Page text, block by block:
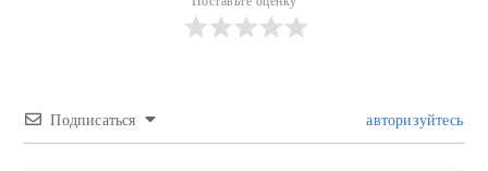
Подписаться авторизуйтесь